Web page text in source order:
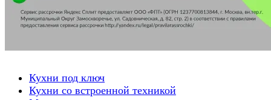
Кухни под ключ
Кухни со встроенной техникой